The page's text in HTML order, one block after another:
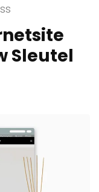
Sleutel